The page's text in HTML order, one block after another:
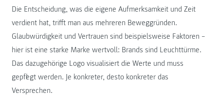
Die Entscheidung, was die eigene Aufmerksamkeit und Zeit
verdient hat, trifft man aus mehreren Beweggründen.
Glaubwürdigkeit und Vertrauen sind beispielsweise Faktoren –
hier ist eine starke Marke wertvoll: Brands sind Leuchttürme.
Das dazugehörige Logo visualisiert die Werte und muss
gepflegt werden. Je konkreter, desto konkreter das
Versprechen.